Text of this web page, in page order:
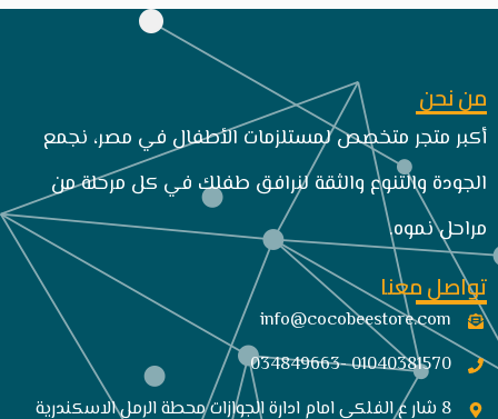
من نحن
أكبر متجر متخصص لمستلزمات الأطفال في مصر، نجمع
الجودة والتنوع والثقة لنرافق طفلك في كل مرحلة من
مراحل نموه.
تواصل معنا
info@cocobeestore.com​
01040381570 -034849663
8 شار ع الفلكى امام ادارة الجوازات محطة الرمل الاسكندرية